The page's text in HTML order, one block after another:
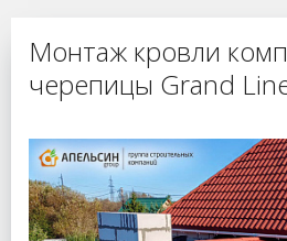
Монтаж кровли
черепицы Grand